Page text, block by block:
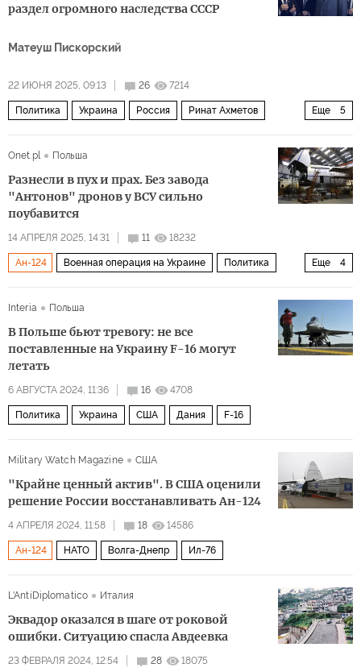
раздел огромного наследства СССР
Матеуш Пискорский
22 ИЮНЯ 2025, 09:13 26 7214
Еще 5
Политика Украина Россия Ринат Ахметов
Onet.pl Польша
Разнесли в пух и прах. Без завода
"Антонов" дронов у ВСУ сильно
поубавится
14 АПРЕЛЯ 2025, 14:31 11 18232
Еще 4
Ан-124 Военная операция на Украине Политика
Interia
Польша
В Польше бьют тревогу: не все
поставленные на Украину F-16 могут
летать
6 АВГУСТА 2024, 11:36 16 4708
Политика Украина США Дания F-16
Military Watch Magazine США
"Крайне ценный актив". В США оценили
решение России восстанавливать Ан-124
4 АПРЕЛЯ 2024, 11:58 18 14586
Ан-124 НАТО Волга-Днепр Ил-76
L'AntiDiplomatico Италия
Эквадор оказался в шаге от роковой
ошибки. Ситуацию спасла Авдеевка
23 ФЕВРАЛЯ 2024, 12:54 28 18075